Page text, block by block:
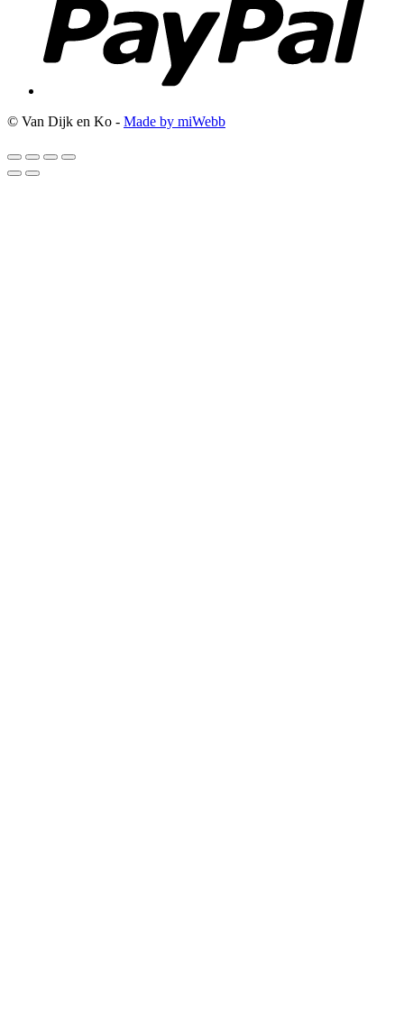
© Van Dijk en Ko - Made by miWebb